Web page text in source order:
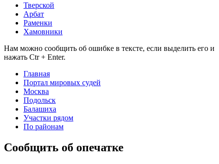
Тверской
Арбат
Раменки
Хамовники
Нам можно сообщить об ошибке в тексте, если выделить его и
нажать Ctr + Enter.
Главная
Портал мировых судей
Москва
Подольск
Балашиха
Участки рядом
По районам
Сообщить об опечатке